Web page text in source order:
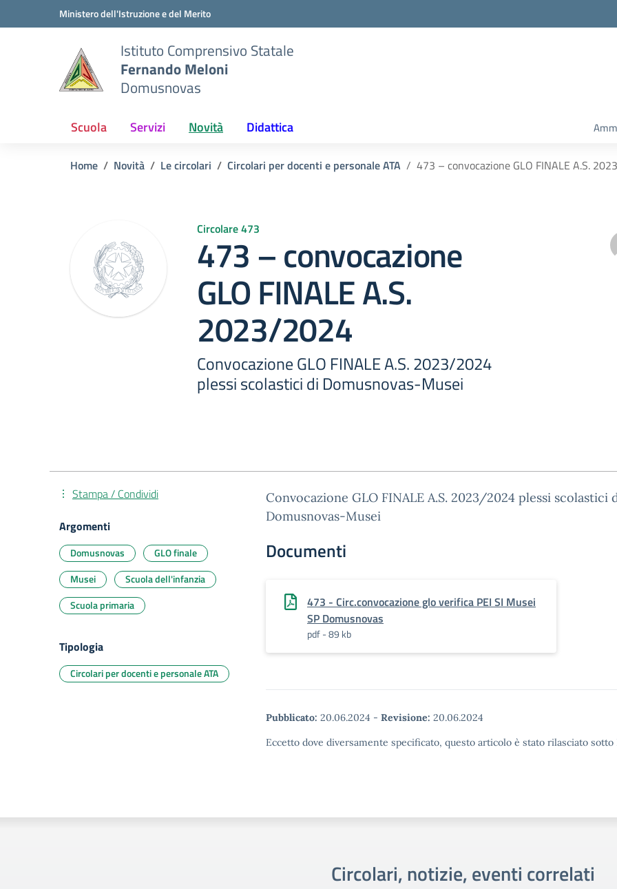
Vai ai contenuti
Vai al menu di navigazioneMinistero dell'Istruzione e del Merito
Istituto Comprensivo Statale
Fernando Meloni
Domusnovas
Scuola Servizi Novità Didattica
Home Novità Le circolari Circolari per docenti e personale ATA 473 – convocazione GLO FINALE A.S.
Circolare 473
473 – convocazione
GLO FINALE A.S.
2023/2024
Convocazione GLO FINALE A.S. 2023/2024
plessi scolastici di Domusnovas-Musei
Convocazione GLO FINALE A.S. 2023/2024 plessi scolastici
Domusnovas-Musei
Documenti
473 - Circ.convocazione glo verifica PEI SI Musei
SP Domusnovas
pdf - 89 kb
Pubblicato: 20.06.2024 - Revisione: 20.06.2024
Eccetto dove diversamente specificato, questo articolo è stato rilasciato
Stampa / Condividi
Argomenti
Domusnovas
GLO finale
Musei
Scuola dell'infanzia
Scuola primaria
Tipologia
Circolari per docenti e personale ATA
Circolari, notizie, eventi correlati